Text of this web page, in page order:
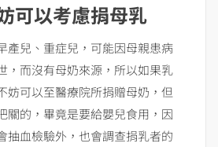
可以考慮捐母乳
產兒、重症兒，可能因母親患病
，而沒有母奶來源，所以如果乳
妨可以至醫療院所捐贈母奶，但
關的，畢竟是要給嬰兒食用，因
抽血檢驗外，也會調查捐乳者的